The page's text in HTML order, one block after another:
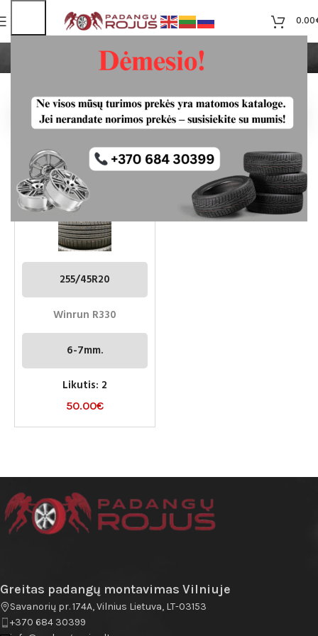
0.00
Winrun
WINRUN R330 255/45R20
PADANGOS
255/45R20
Winrun R330
6-7mm.
Likutis: 2
50.00€
Greitas padangų montavimas Vilniuje
Savanorių pr. 174A, Vilnius Lietuva, LT-03153
+370 684 30399